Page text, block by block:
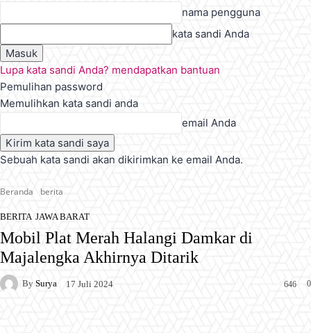
nama pengguna
kata sandi Anda
Lupa kata sandi Anda? mendapatkan bantuan
Pemulihan password
Memulihkan kata sandi anda
email Anda
Sebuah kata sandi akan dikirimkan ke email Anda.
Beranda berita
BERITA JAWA BARAT
Mobil Plat Merah Halangi Damkar di
Majalengka Akhirnya Ditarik
By Surya 17 Juli 2024 0
646